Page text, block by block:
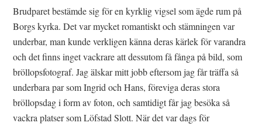
Brudparet bestämde sig för en kyrklig vigsel som ägde rum på
Borgs kyrka. Det var mycket romantiskt och stämningen var
underbar, man kunde verkligen känna deras kärlek för varandra
och det finns inget vackrare att dessutom få fånga på bild, som
bröllopsfotograf. Jag älskar mitt jobb eftersom jag får träffa så
underbara par som Ingrid och Hans, föreviga deras stora
bröllopsdag i form av foton, och samtidigt får jag besöka så
vackra platser som Löfstad Slott. När det var dags för